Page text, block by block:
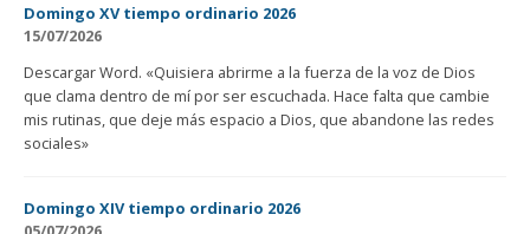
Domingo XV tiempo ordinario 2026
15/07/2026
Descargar Word. «Quisiera abrirme a la fuerza de la voz de Dios
que clama dentro de mí por ser escuchada. Hace falta que cambie
mis rutinas, que deje más espacio a Dios, que abandone las redes
sociales»
Domingo XIV tiempo ordinario 2026